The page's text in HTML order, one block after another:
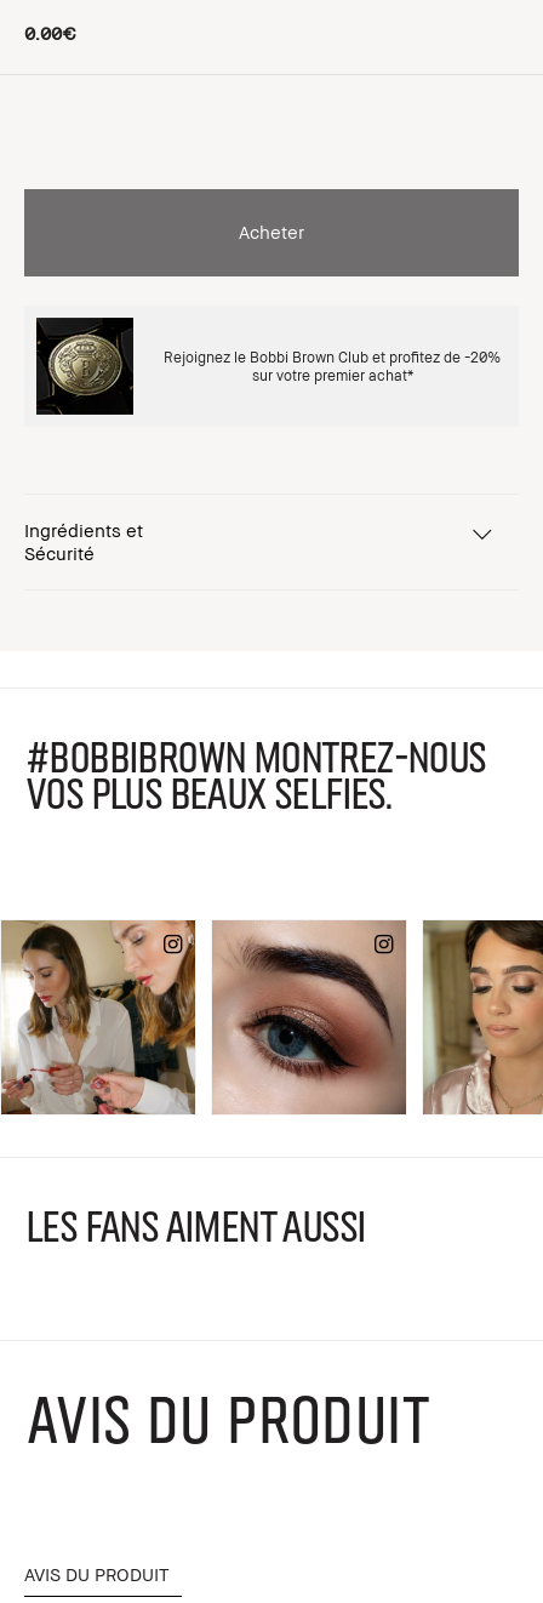
0.00€
Acheter
Rejoignez le Bobbi Brown Club et profitez de -20%
sur votre premier achat*
Ingrédients et
Sécurité
#BOBBIBROWN MONTREZ-NOUS
VOS PLUS BEAUX SELFIES.
LES FANS AIMENT AUSSI
AVIS DU PRODUIT
AVIS DU PRODUIT